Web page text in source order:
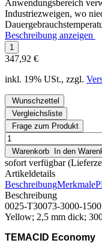
Anwendungsbereich
Industriezweigen, wo
Beschreibung anzeigen
347,92 €
inkl. 19% USt., zzgl.
Wunschzettel
Vergleichsliste
Frage zum Produkt
Warenkorb In den
sofort verfügbar
Artikeldetails
BeschreibungMerkmale
Beschreibung
0025-T30073-3000-
Yellow; 2,5 mm dick;
TEMACID Economy